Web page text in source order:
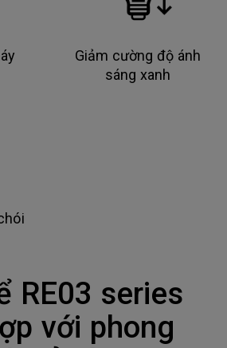
Giảm cường độ ánh
sáng xanh
RE03 series
với phong